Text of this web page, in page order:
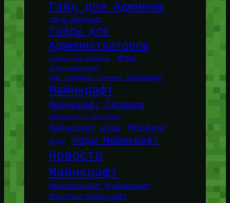
Гайд для Админов
Гайды Майнкрафт
Гайды для
Администраторов
Гайды для админов Игры
Игры Майнкрафт
Как создать сервер Майнкрафт
Майнкрафт
Майнкрафт Сервера
Майнкрафт в браузере
Майнкрафт моды Моджанг
Моды Моды Майнкрафт
Новости
Майнкрафт
Обновления Майнкрафт
Плагины Майнкрафт